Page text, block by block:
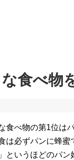
食べ物
食べ物の第1位はパ
は必ずパンに蜂蜜
というほどのパン